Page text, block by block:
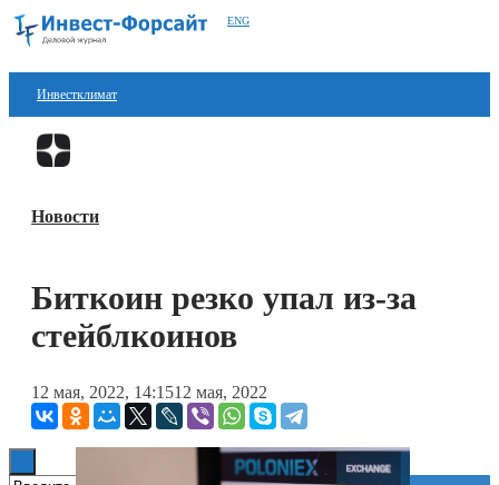
ENG
Инвестклимат
Финансы
Блокчейн
Книги
Новости
Биткоин резко упал из-за
стейблкоинов
12 мая, 2022, 14:1512 мая, 2022